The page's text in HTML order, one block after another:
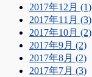
2017年12月 (1)
2017年11月 (3)
2017年10月 (2)
2017年9月 (2)
2017年8月 (2)
2017年7月 (3)